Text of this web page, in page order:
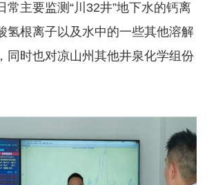
常主要监测“川32井”地下水的钙离
氢根离子以及水中的一些其他溶解
同时也对凉山州其他井泉化学组份